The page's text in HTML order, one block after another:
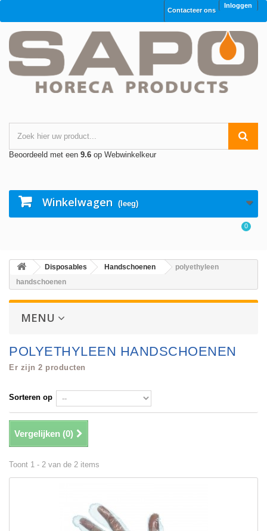
Inloggen
Contacteer ons
Beoordeeld met een 9.6 op Webwinkelkeur
Winkelwagen (leeg)
0
Disposables Handschoenen
polyethyleen
handschoenen
MENU
POLYETHYLEEN HANDSCHOENEN
Er zijn 2 producten
Sorteren op
Vergelijken (0)
Toont 1 - 2 van de 2 items